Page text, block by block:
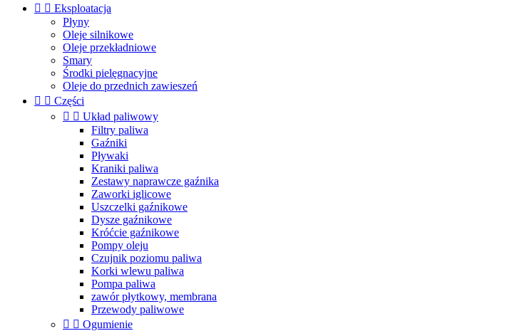
  Eksploatacja
Płyny
Oleje silnikowe
Oleje przekładniowe
Smary
Środki pielęgnacyjne
Oleje do przednich zawieszeń
  Części
  Układ paliwowy
Filtry paliwa
Gaźniki
Pływaki
Kraniki paliwa
Zestawy naprawcze gaźnika
Zaworki iglicowe
Uszczelki gaźnikowe
Dysze gaźnikowe
Króćcie gaźnikowe
Pompy oleju
Czujnik poziomu paliwa
Korki wlewu paliwa
Pompa paliwa
zawór płytkowy, membrana
Przewody paliwowe
  Ogumienie